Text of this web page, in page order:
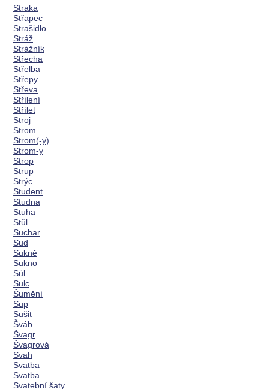
Straka
Střapec
Strašidlo
Stráž
Strážník
Střecha
Střelba
Střepy
Střeva
Střílení
Střílet
Stroj
Strom
Strom(-y)
Strom-y
Strop
Strup
Strýc
Student
Studna
Stuha
Stůl
Suchar
Sud
Sukně
Sukno
Sůl
Sulc
Šumění
Sup
Sušit
Šváb
Švagr
Švagrová
Svah
Svatba
Svatba
Svatební šaty